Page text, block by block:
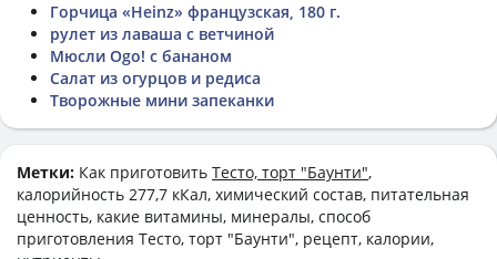
Горчица «Heinz» французская, 180 г.
рулет из лаваша с ветчиной
Мюсли Ogo! с бананом
Салат из огурцов и редиса
Творожные мини запеканки
Метки: Как приготовить Тесто, торт "Баунти",
калорийность 277,7 кКал, химический состав, питательная
ценность, какие витамины, минералы, способ
приготовления Тесто, торт "Баунти", рецепт, калории,